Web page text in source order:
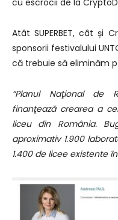
cu escrocii de la
Atât SUPERBET, cât și
sponsorii festivalului
că trebuie să eliminăm
“Planul Naţional de
finanţează crearea a
liceu din România.
aproximativ 1.900
1.400 de licee existente